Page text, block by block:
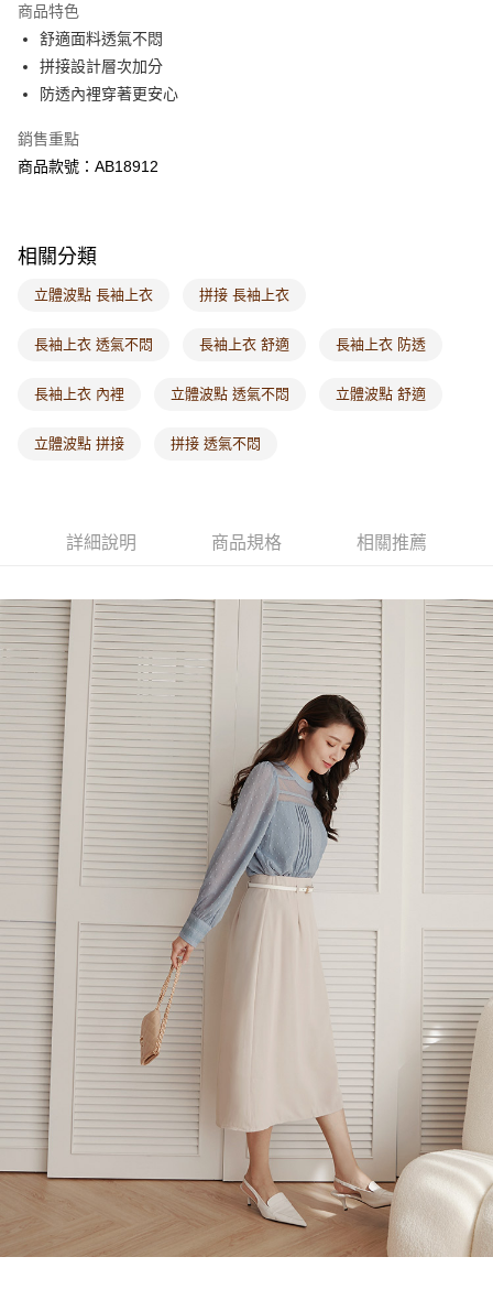
付款後萊爾富取貨
每筆NT$60，滿NT$1,000(含以上)免運費
7-11取貨付款
每筆NT$60，滿NT$1,000(含以上)免運費
付款後7-11取貨
每筆NT$120，滿NT$1,000(含以上)免運費
每筆NT$60，滿NT$1,000(含以上)免運費
商品特色
舒適面料透氣不悶
拼接設計層次加分
防透內裡穿著更安心
銷售重點
商品款號：AB18912
相關分類
立體波點 長袖上衣 拼接 長袖上衣
長袖上衣 透氣不悶 長袖上衣 舒適 長袖上衣 防透
長袖上衣 內裡 立體波點 透氣不悶 立體波點 舒適
立體波點 拼接 拼接 透氣不悶
詳細說明 商品規格 相關推薦